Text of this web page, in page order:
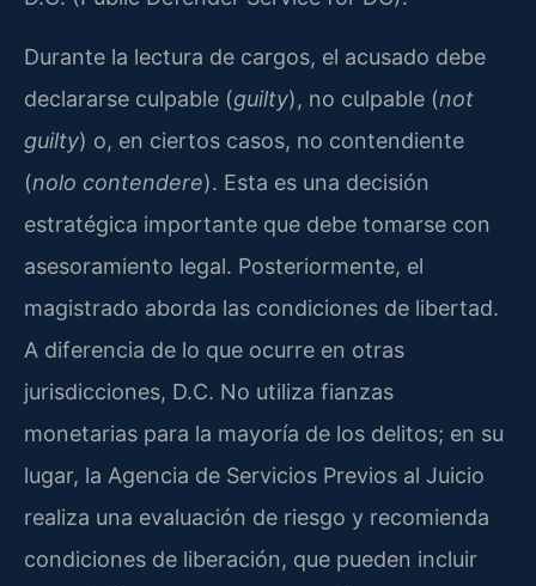
Durante la lectura de cargos, el acusado debe
declararse culpable (guilty), no culpable (not
guilty) o, en ciertos casos, no contendiente
(nolo contendere). Esta es una decisión
estratégica importante que debe tomarse con
asesoramiento legal. Posteriormente, el
magistrado aborda las condiciones de libertad.
A diferencia de lo que ocurre en otras
jurisdicciones, D.C. No utiliza fianzas
monetarias para la mayoría de los delitos; en su
lugar, la Agencia de Servicios Previos al Juicio
realiza una evaluación de riesgo y recomienda
condiciones de liberación, que pueden incluir